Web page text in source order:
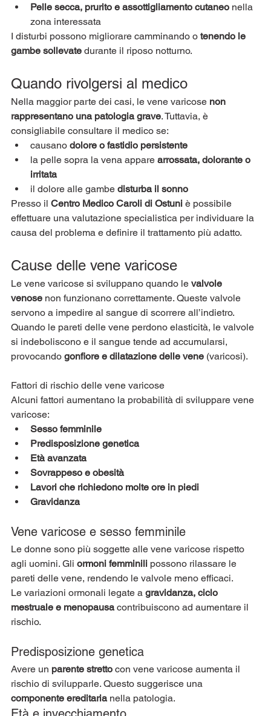
Pelle secca, prurito e assottigliamento cutaneo nella
zona interessata
I disturbi possono migliorare camminando o tenendo le
gambe sollevate durante il riposo notturno.
Quando rivolgersi al medico
Nella maggior parte dei casi, le vene varicose non
rappresentano una patologia grave. Tuttavia, è
consigliabile consultare il medico se:
causano dolore o fastidio persistente
la pelle sopra la vena appare arrossata, dolorante o
irritata
il dolore alle gambe disturba il sonno
Presso il Centro Medico Caroli di Ostuni è possibile
effettuare una valutazione specialistica per individuare la
causa del problema e definire il trattamento più adatto.
Cause delle vene varicose
Le vene varicose si sviluppano quando le valvole
venose non funzionano correttamente. Queste valvole
servono a impedire al sangue di scorrere all’indietro.
Quando le pareti delle vene perdono elasticità, le valvole
si indeboliscono e il sangue tende ad accumularsi,
provocando gonfiore e dilatazione delle vene (varicosi).
Fattori di rischio delle vene varicose
Alcuni fattori aumentano la probabilità di sviluppare vene
varicose:
Sesso femminile
Predisposizione genetica
Età avanzata
Sovrappeso e obesità
Lavori che richiedono molte ore in piedi
Gravidanza
Vene varicose e sesso femminile
Le donne sono più soggette alle vene varicose rispetto
agli uomini. Gli ormoni femminili possono rilassare le
pareti delle vene, rendendo le valvole meno efficaci.
Le variazioni ormonali legate a gravidanza, ciclo
mestruale e menopausa contribuiscono ad aumentare il
rischio.
Predisposizione genetica
Avere un parente stretto con vene varicose aumenta il
rischio di svilupparle. Questo suggerisce una
componente ereditaria nella patologia.